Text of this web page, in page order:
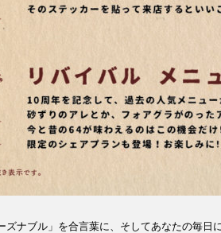
ズナブル」を合言葉に、そしてあなたの毎日